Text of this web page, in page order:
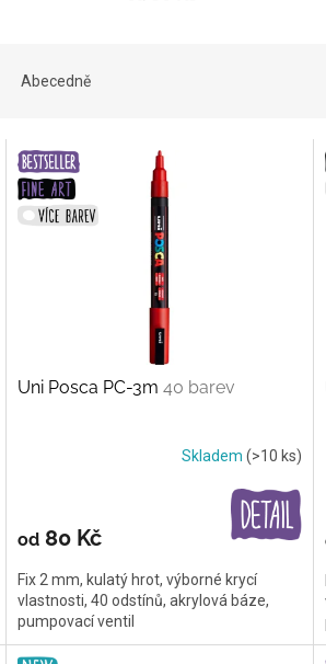
Abecedně
Uni Posca PC-3m 40 barev
Skladem (>10 ks)
od80 Kč
Fix 2 mm, kulatý hrot, výborné krycí
vlastnosti, 40 odstínů, akrylová báze,
pumpovací ventil